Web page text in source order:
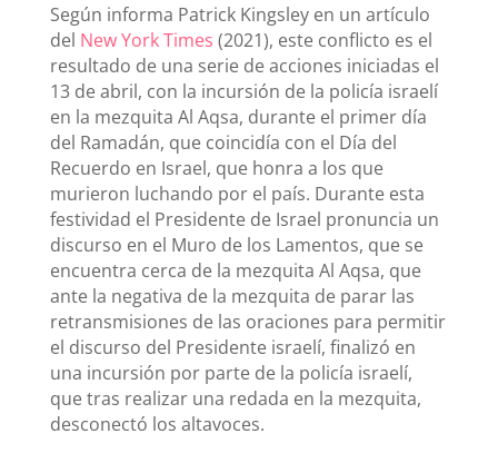
Según informa Patrick Kingsley en un artículo
del New York Times (2021), este conflicto es el
resultado de una serie de acciones iniciadas el
13 de abril, con la incursión de la policía israelí
en la mezquita Al Aqsa, durante el primer día
del Ramadán, que coincidía con el Día del
Recuerdo en Israel, que honra a los que
murieron luchando por el país. Durante esta
festividad el Presidente de Israel pronuncia un
discurso en el Muro de los Lamentos, que se
encuentra cerca de la mezquita Al Aqsa, que
ante la negativa de la mezquita de parar las
retransmisiones de las oraciones para permitir
el discurso del Presidente israelí, finalizó en
una incursión por parte de la policía israelí,
que tras realizar una redada en la mezquita,
desconectó los altavoces.